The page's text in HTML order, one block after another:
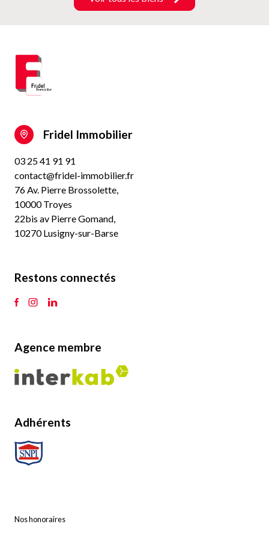
Fridel Immobilier
03 25 41 91 91
contact@fridel-immobilier.fr
76 Av. Pierre Brossolette,
10000 Troyes
22bis av Pierre Gomand,
10270 Lusigny-sur-Barse
Restons connectés
Agence membre
Adhérents
Nos honoraires